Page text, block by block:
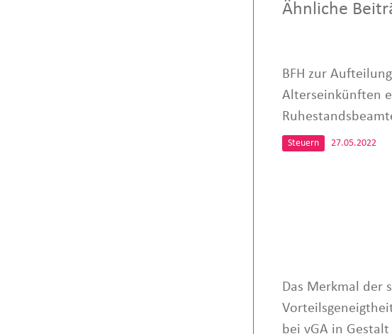
Ähnliche
BFH zur
Alterseinkünften
Steuern 27.05.2022
Das Merkmal der
bei vGA in